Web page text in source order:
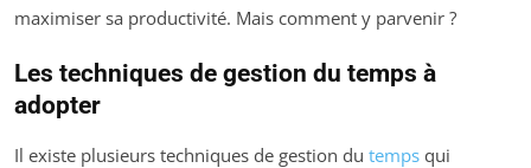
maximiser sa productivité. Mais comment y parvenir ?
Les techniques de gestion du temps à
adopter
Il existe plusieurs techniques de gestion du temps qui